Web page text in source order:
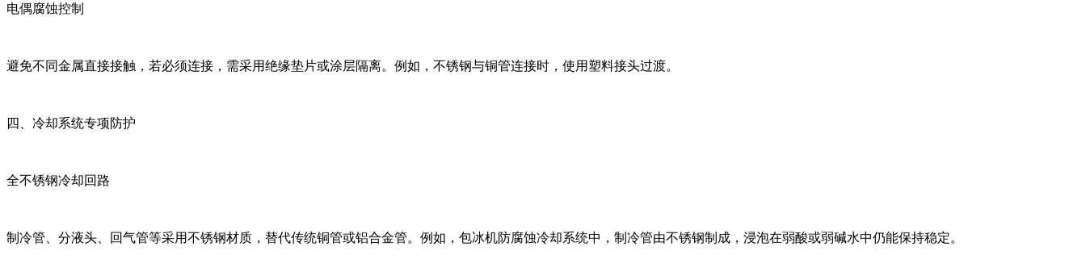
电偶腐蚀控制
避免不同金属直接接触，若必须连接，需采用绝缘垫片或涂层隔离。例如，不锈钢与铜管连接时，使用塑料接头过渡。
四、冷却系统专项防护
全不锈钢冷却回路
制冷管、分液头、回气管等采用不锈钢材质，替代传统铜管或铝合金管。例如，包冰机防腐蚀冷却系统中，制冷管由不锈钢制成，浸泡在弱酸或弱碱水中仍能保持稳定。